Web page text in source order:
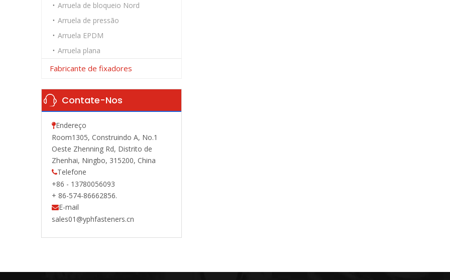
Arruela de bloqueio Nord
Arruela de pressão
Arruela EPDM
Arruela plana
Fabricante de fixadores
Contate-Nos
Endereço
Room1305, Construindo A, No.1
Oeste Zhenning Rd, Distrito de
Zhenhai, Ningbo, 315200, China
Telefone
+86 - 13780056093
+ 86-574-86662856.
E-mail
sales01@yphfasteners.cn